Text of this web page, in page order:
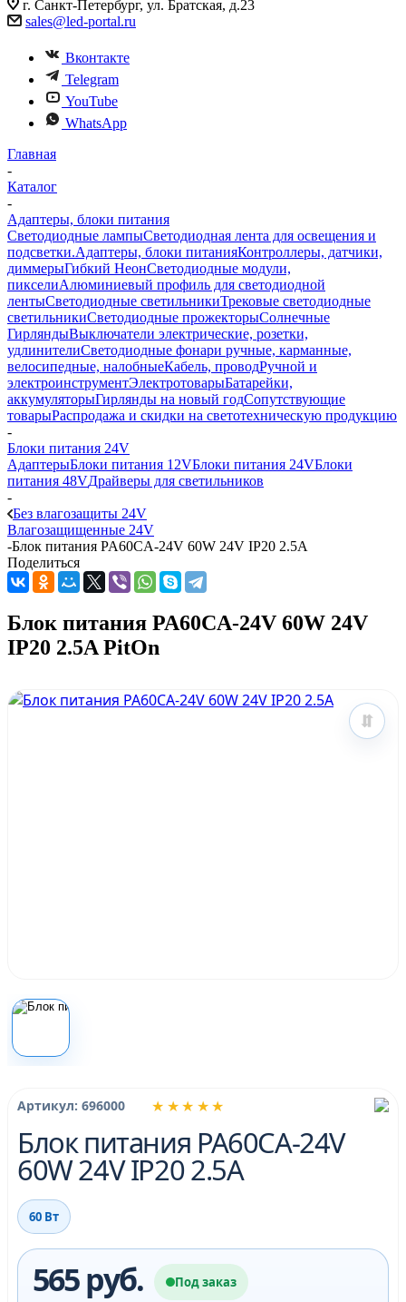
г. Санкт-Петербург, ул. Братская, д.23
sales@led-portal.ru
Вконтакте
Telegram
YouTube
WhatsApp
Главная
-
Каталог
-
Адаптеры, блоки питания
Светодиодные лампыСветодиодная лента для освещения и
подсветки.Адаптеры, блоки питанияКонтроллеры, датчики,
диммерыГибкий НеонСветодиодные модули,
пикселиАлюминиевый профиль для светодиодной
лентыСветодиодные светильникиТрековые светодиодные
светильникиСветодиодные прожекторыСолнечные
ГирляндыВыключатели электрические, розетки,
удлинителиСветодиодные фонари ручные, карманные,
велосипедные, налобныеКабель, проводРучной и
электроинструментЭлектротоварыБатарейки,
аккумуляторыГирлянды на новый годСопутствующие
товарыРаспродажа и скидки на светотехническую продукцию
-
Блоки питания 24V
АдаптерыБлоки питания 12VБлоки питания 24VБлоки
питания 48VДрайверы для светильников
-
Без влагозащиты 24V
Влагозащищенные 24V
-Блок питания PA60CA-24V 60W 24V IP20 2.5A
Поделиться
Блок питания PA60CA-24V 60W 24V
IP20 2.5A PitOn
★★★★★
Артикул: 696000
Блок питания PA60CA-24V
60W 24V IP20 2.5A
60 Вт
565 руб. Под заказ